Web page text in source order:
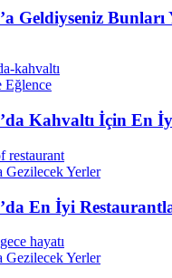
Geldiyseniz
Eğlence
Kahvaltı İçin En
Gezilecek Yerler
En İyi
Gezilecek Yerler